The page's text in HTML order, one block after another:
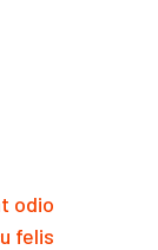
odio
felis